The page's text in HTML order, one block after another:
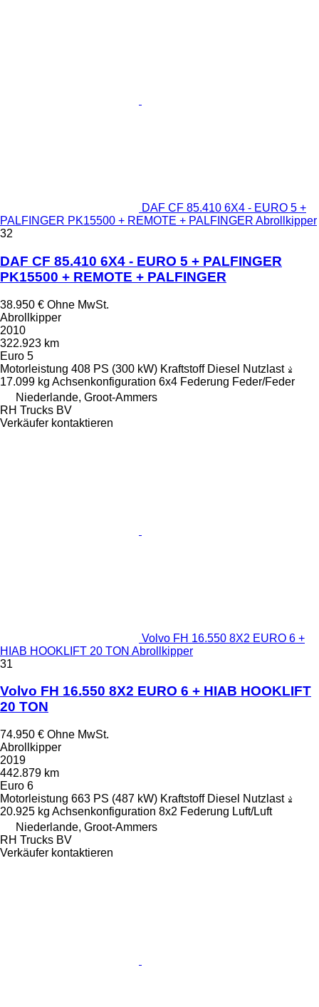
DAF CF 85.410 6X4 - EURO 5 +
PALFINGER PK15500 + REMOTE + PALFINGER Abrollkipper
32
DAF CF 85.410 6X4 - EURO 5 + PALFINGER
PK15500 + REMOTE + PALFINGER
38.950 € Ohne MwSt.
Abrollkipper
2010
322.923 km
Euro 5
Motorleistung 408 PS (300 kW) Kraftstoff Diesel Nutzlast
17.099 kg Achsenkonfiguration 6x4 Federung Feder/Feder
Niederlande, Groot-Ammers
RH Trucks BV
Verkäufer kontaktieren
Volvo FH 16.550 8X2 EURO 6 +
HIAB HOOKLIFT 20 TON Abrollkipper
31
Volvo FH 16.550 8X2 EURO 6 + HIAB HOOKLIFT
20 TON
74.950 € Ohne MwSt.
Abrollkipper
2019
442.879 km
Euro 6
Motorleistung 663 PS (487 kW) Kraftstoff Diesel Nutzlast
20.925 kg Achsenkonfiguration 8x2 Federung Luft/Luft
Niederlande, Groot-Ammers
RH Trucks BV
Verkäufer kontaktieren